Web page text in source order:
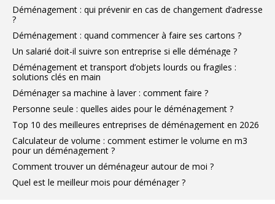
Déménagement : qui prévenir en cas de changement d’adresse
?
Déménagement : quand commencer à faire ses cartons ?
Un salarié doit-il suivre son entreprise si elle déménage ?
Déménagement et transport d’objets lourds ou fragiles :
solutions clés en main
Déménager sa machine à laver : comment faire ?
Personne seule : quelles aides pour le déménagement ?
Top 10 des meilleures entreprises de déménagement en 2026
Calculateur de volume : comment estimer le volume en m3
pour un déménagement ?
Comment trouver un déménageur autour de moi ?
Quel est le meilleur mois pour déménager ?